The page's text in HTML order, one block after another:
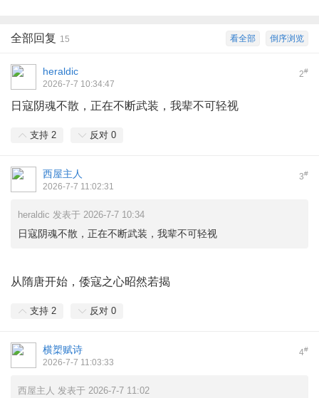
倒序浏览
看全部
全部回复 15
2#
heraldic
2026-7-7 10:34:47
日寇阴魂不散，正在不断武装，我辈不可轻视
支持 2 反对 0
3#
西屋主人
2026-7-7 11:02:31
heraldic 发表于 2026-7-7 10:34
日寇阴魂不散，正在不断武装，我辈不可轻视
从隋唐开始，倭寇之心昭然若揭
支持 2 反对 0
4#
横槊赋诗
2026-7-7 11:03:33
西屋主人 发表于 2026-7-7 11:02